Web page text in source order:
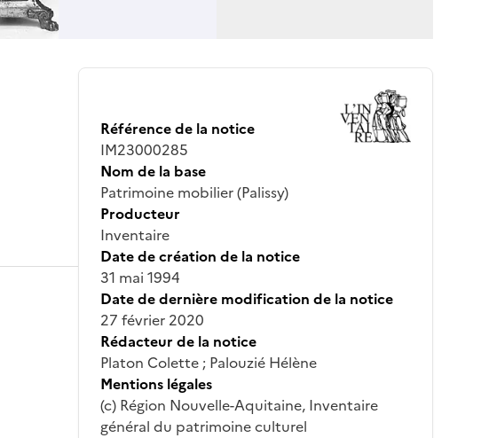
Référence de la notice
IM23000285
Nom de la base
Patrimoine mobilier (Palissy)
Producteur
Inventaire
Date de création de la notice
31 mai 1994
Date de dernière modification de la notice
27 février 2020
Rédacteur de la notice
Platon Colette ; Palouzié Hélène
Mentions légales
(c) Région Nouvelle-Aquitaine, Inventaire
général du patrimoine culturel